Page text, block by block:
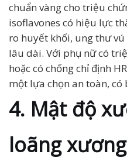
chuẩn vàng cho triệu
isoflavones có hiệu lực
ro huyết khối, ung thư vú
lâu dài. Với phụ nữ có
hoặc có chống chỉ định
một lựa chọn an toàn, có
4. Mật độ
loãng